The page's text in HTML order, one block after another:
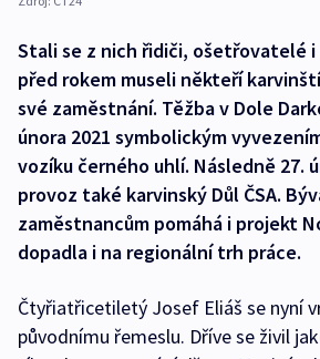
Stali se z nich řidiči, ošetřovatelé
před rokem museli někteří
své zaměstnání. Těžba v Dole
února 2021 symbolickým
vozíku černého uhlí. Následně 27.
provoz také karvinský Důl ČSA.
zaměstnancům pomáhá i projekt
dopadla i na regionální trh práce.
Čtyřiatřicetiletý Josef Eliáš se nyní
původnímu řemeslu. Dříve se živil